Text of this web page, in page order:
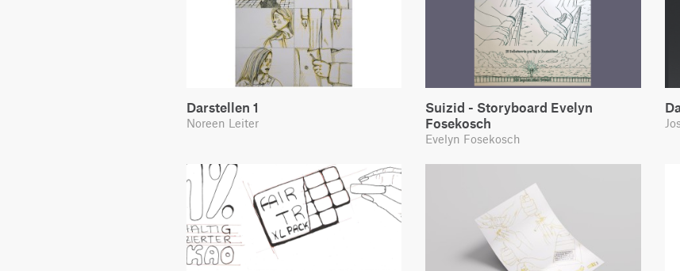
Darstellen 1
Noreen Leiter
Suizid - Storyboard Evelyn
Fosekosch
Evelyn Fosekosch